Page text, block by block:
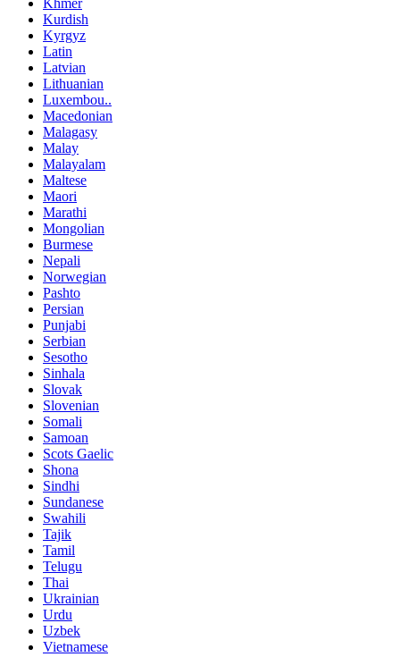
Khmer
Kurdish
Kyrgyz
Latin
Latvian
Lithuanian
Luxembou..
Macedonian
Malagasy
Malay
Malayalam
Maltese
Maori
Marathi
Mongolian
Burmese
Nepali
Norwegian
Pashto
Persian
Punjabi
Serbian
Sesotho
Sinhala
Slovak
Slovenian
Somali
Samoan
Scots Gaelic
Shona
Sindhi
Sundanese
Swahili
Tajik
Tamil
Telugu
Thai
Ukrainian
Urdu
Uzbek
Vietnamese